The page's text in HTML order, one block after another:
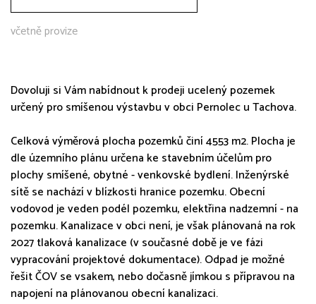
včetně provize
Dovoluji si Vám nabídnout k prodeji ucelený pozemek
určený pro smíšenou výstavbu v obci Pernolec u Tachova.
Celková výměrová plocha pozemků činí 4553 m2. Plocha je
dle územního plánu určena ke stavebním účelům pro
plochy smíšené, obytné - venkovské bydlení. Inženýrské
sítě se nachází v blízkosti hranice pozemku. Obecní
vodovod je veden podél pozemku, elektřina nadzemní - na
pozemku. Kanalizace v obci není, je však plánovaná na rok
2027 tlaková kanalizace (v současné době je ve fázi
vypracování projektové dokumentace). Odpad je možné
řešit ČOV se vsakem, nebo dočasně jímkou s přípravou na
napojení na plánovanou obecní kanalizaci.